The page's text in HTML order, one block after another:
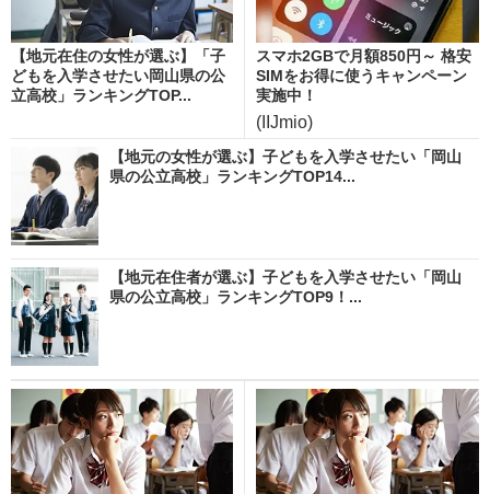
【地元在住の女性が選ぶ】「子
どもを入学させたい岡山県の公
立高校」ランキングTOP...
スマホ2GBで月額850円～ 格安
SIMをお得に使うキャンペーン
実施中！
(IIJmio)
【地元の女性が選ぶ】子どもを入学させたい「岡山
県の公立高校」ランキングTOP14...
【地元在住者が選ぶ】子どもを入学させたい「岡山
県の公立高校」ランキングTOP9！...